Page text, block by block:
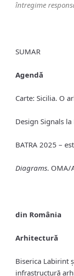
întregime
SUMAR
Agendă
Carte: Sicilia. O
Design Signals la
BATRA 2025 –
Diagrams. OMA/
din România
Arhitectură
Biserica Labirint
infrastructură